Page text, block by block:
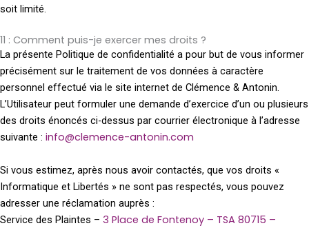
soit limité.
11 : Comment puis-je exercer mes droits ?
La présente Politique de confidentialité a pour but de vous informer
précisément sur le traitement de vos données à caractère
personnel effectué via le site internet de Clémence & Antonin.
L’Utilisateur peut formuler une demande d’exercice d’un ou plusieurs
des droits énoncés ci-dessus par courrier électronique à l’adresse
suivante : info@clemence-antonin.com
Si vous estimez, après nous avoir contactés, que vos droits «
Informatique et Libertés » ne sont pas respectés, vous pouvez
adresser une réclamation auprès :
Service des Plaintes – 3 Place de Fontenoy – TSA 80715 –